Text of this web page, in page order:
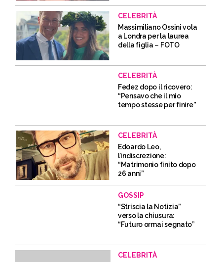
CELEBRITÀ
Massimiliano Ossini vola
a Londra per la laurea
della figlia – FOTO
CELEBRITÀ
Fedez dopo il ricovero:
“Pensavo che il mio
tempo stesse per finire”
CELEBRITÀ
Edoardo Leo,
l’indiscrezione:
“Matrimonio finito dopo
26 anni”
GOSSIP
“Striscia la Notizia”
verso la chiusura:
“Futuro ormai segnato”
CELEBRITÀ